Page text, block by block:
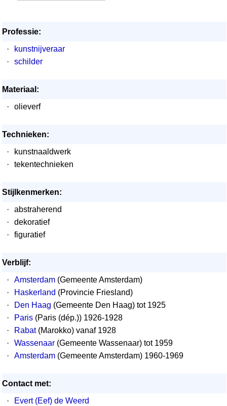
Professie:
·
kunstnijveraar
·
schilder
Materiaal:
·
olieverf
Technieken:
·
kunstnaaldwerk
·
tekentechnieken
Stijlkenmerken:
·
abstraherend
·
dekoratief
·
figuratief
Verblijf:
·
Amsterdam (Gemeente Amsterdam)
·
Haskerland (Provincie Friesland)
·
Den Haag (Gemeente Den Haag) tot 1925
·
Paris (Paris (dép.)) 1926-1928
·
Rabat(Marokko) vanaf 1928
·
Wassenaar (Gemeente Wassenaar) tot 1959
·
Amsterdam (Gemeente Amsterdam) 1960-1969
Contact met:
·
Evert (Eef) de Weerd